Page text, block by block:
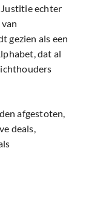
echter
gezien als een
dat al
afgestoten,
deals,